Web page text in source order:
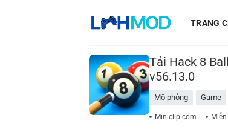
TRANG
Tải Hack 8
v56.13.0
Mô phỏng Game
Miniclip.com